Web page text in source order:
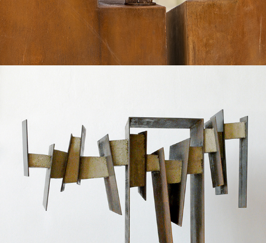
2016
"SOUS LE SOCLE"